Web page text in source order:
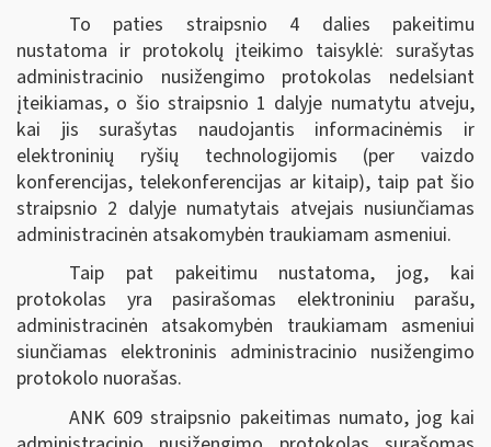
To paties straipsnio 4 dalies pakeitimu
nustatoma ir protokolų įteikimo taisyklė: surašytas
administracinio nusižengimo protokolas nedelsiant
įteikiamas, o šio straipsnio 1 dalyje numatytu atveju,
kai jis surašytas naudojantis informacinėmis ir
elektroninių ryšių technologijomis (per vaizdo
konferencijas, telekonferencijas ar kitaip), taip pat šio
straipsnio 2 dalyje numatytais atvejais nusiunčiamas
administracinėn atsakomybėn traukiamam asmeniui.
Taip pat pakeitimu nustatoma, jog, kai
protokolas yra pasirašomas elektroniniu parašu,
administracinėn atsakomybėn traukiamam asmeniui
siunčiamas elektroninis administracinio nusižengimo
protokolo nuorašas.
ANK 609 straipsnio pakeitimas numato, jog kai